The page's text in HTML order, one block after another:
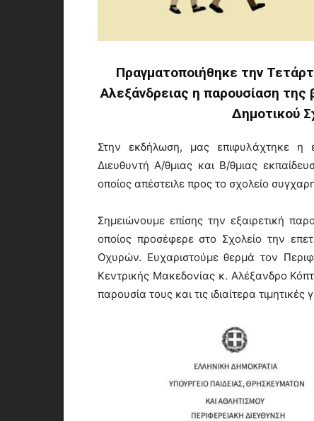
Πραγματοποιήθηκε την
Αλεξάνδρειας η παρουσίαση της
Δημοτικού
Στην εκδήλωση, μας επιφυλάχτηκε η
Διευθυντή Α/θμιας και Β/θμιας
οποίος απέστειλε προς το σχολείο
Σημειώνουμε επίσης την εξαιρετική
οποίος προσέφερε στο Σχολείο την
Οχυρών. Ευχαριστούμε θερμά τον
Κεντρικής Μακεδονίας κ. Αλέξανδρο
παρουσία τους και τις ιδιαίτερα